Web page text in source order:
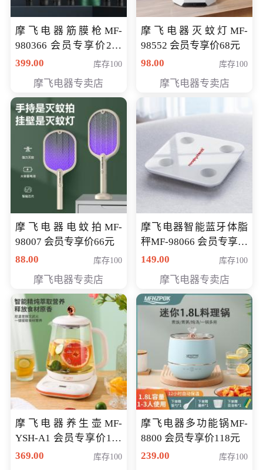
摩飞电器筋膜枪MF-
980366 会员专享价299
元
399.00 库存100
摩飞电器专卖店
摩飞电器灭蚊灯MF-
98552 会员专享价68元
98.00
库存100
摩飞电器专卖店
摩飞电器电蚊拍MF-
98007 会员专享价66元
88.00
库存100
摩飞电器专卖店
摩飞电器智能蓝牙体脂
秤MF-98066 会员专享价
98元
149.00 库存100
摩飞电器专卖店
摩飞电器养生壶MF-
YSH-A1 会员专享价198
元
369.00 库存100
摩飞电器多功能锅MF-
8800 会员专享价118元
239.00
库存100